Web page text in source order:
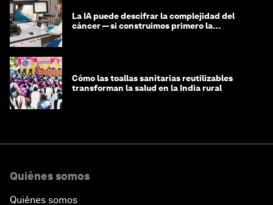
La IA puede descifrar la complejidad del
cáncer — si construimos primero la
Cómo las toallas sanitarias reutilizables
transforman la salud en la India rural
Quiénes somos
Quiénes somos